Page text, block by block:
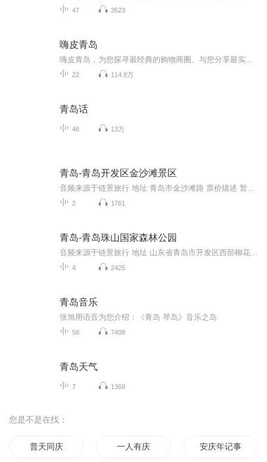
47 3523
嗨皮青岛
22 114.9万
青岛话
46 13万
青岛-青岛开发区金沙滩景区
2 1761
青岛-青岛珠山国家森林公园
4 2425
青岛音乐
张旭用语音为您介绍：《青岛 琴岛》音乐之岛
58 7408
青岛天气
7 1369
您是不是在找：
普天同庆 一人有庆 安庆年记事